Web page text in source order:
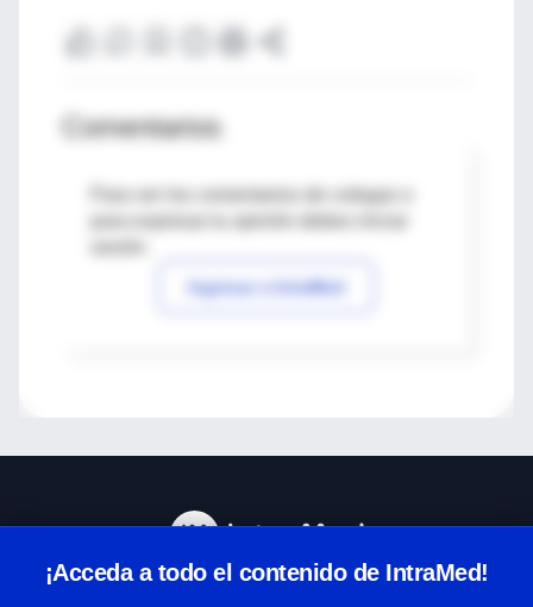
Comentarios
Para ver los comentarios de colegas o
Ingresar a IntraMed
¡Acceda a todo el contenido de IntraMed!